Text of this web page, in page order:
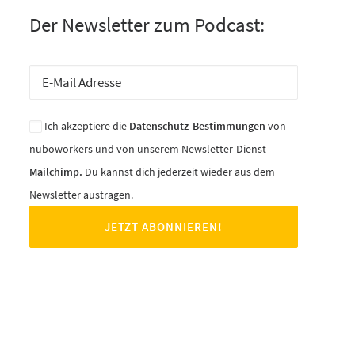
Der Newsletter zum Podcast:
Ich akzeptiere die Datenschutz-Bestimmungen von
nuboworkers und von unserem Newsletter-Dienst
Mailchimp. Du kannst dich jederzeit wieder aus dem
Newsletter austragen.